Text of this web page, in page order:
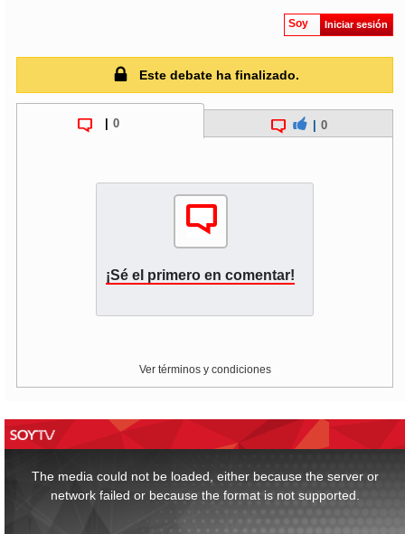
Soy Iniciar sesión
Este debate ha finalizado.
0 0
¡Sé el primero en comentar!
Ver términos y condiciones
The media could not be loaded, either because the server or
network failed or because the format is not supported.